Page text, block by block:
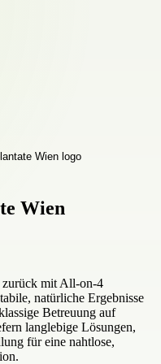
Wien
zurück mit All-on-4
natürliche Ergebnisse
Betreuung auf
langlebige Lösungen,
für eine nahtlose,